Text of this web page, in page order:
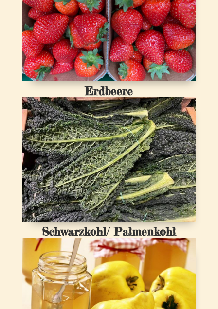
Erdbeere
Schwarzkohl/ Palmenkohl